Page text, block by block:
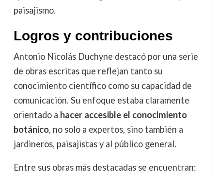
paisajismo.
Logros y contribuciones
Antonio Nicolás Duchyne destacó por una serie
de obras escritas que reflejan tanto su
conocimiento científico como su capacidad de
comunicación. Su enfoque estaba claramente
orientado a hacer accesible el conocimiento
botánico, no solo a expertos, sino también a
jardineros, paisajistas y al público general.
Entre sus obras más destacadas se encuentran: